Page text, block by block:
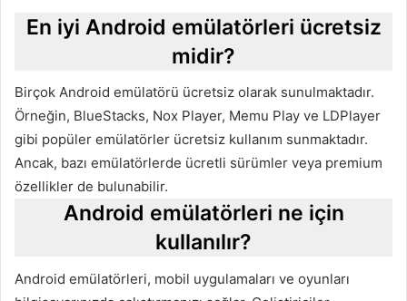
En iyi Android emülatörleri ücretsiz
midir?
Birçok Android emülatörü ücretsiz olarak sunulmaktadır.
Örneğin, BlueStacks, Nox Player, Memu Play ve LDPlayer
gibi popüler emülatörler ücretsiz kullanım sunmaktadır.
Ancak, bazı emülatörlerde ücretli sürümler veya premium
özellikler de bulunabilir.
Android emülatörleri ne için
kullanılır?
Android emülatörleri, mobil uygulamaları ve oyunları